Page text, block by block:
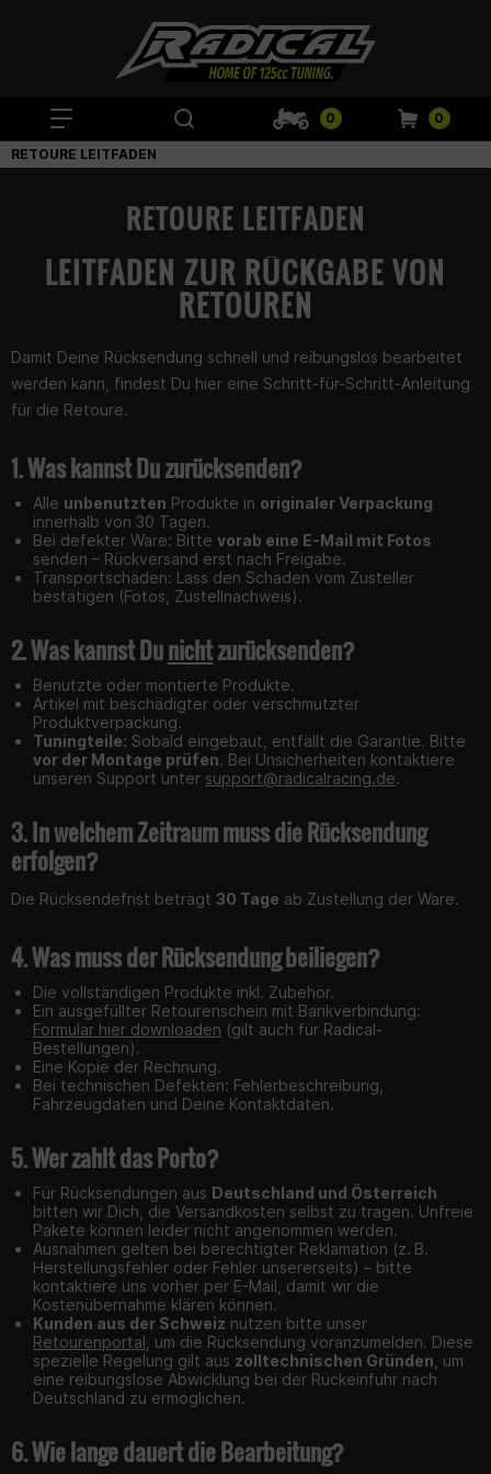
0 0
RETOURE LEITFADEN
RETOURE LEITFADEN
LEITFADEN ZUR RÜCKGABE VON
RETOUREN
Damit Deine Rücksendung schnell und reibungslos bearbeitet
werden kann, findest Du hier eine Schritt-für-Schritt-Anleitung
für die Retoure.
1. Was kannst Du zurücksenden?
Alle unbenutzten Produkte in originaler Verpackung
innerhalb von 30 Tagen.
Bei defekter Ware: Bitte vorab eine E-Mail mit Fotos
senden – Rückversand erst nach Freigabe.
Transportschäden: Lass den Schaden vom Zusteller
bestätigen (Fotos, Zustellnachweis).
2. Was kannst Dunichtzurücksenden?
Benutzte oder montierte Produkte.
Artikel mit beschädigter oder verschmutzter
Produktverpackung.
Tuningteile: Sobald eingebaut, entfällt die Garantie. Bitte
vor der Montage prüfen. Bei Unsicherheiten kontaktiere
unseren Support unter support@radicalracing.de.
3. In welchem Zeitraum muss die Rücksendung
erfolgen?
Die Rücksendefrist beträgt 30 Tage ab Zustellung der Ware.
4. Was muss der Rücksendung beiliegen?
Die vollständigen Produkte inkl. Zubehör.
Ein ausgefüllter Retourenschein mit Bankverbindung:
Formular hier downloaden (gilt auch für Radical-
Bestellungen).
Eine Kopie der Rechnung.
Bei technischen Defekten: Fehlerbeschreibung,
Fahrzeugdaten und Deine Kontaktdaten.
5. Wer zahlt das Porto?
Für Rücksendungen aus Deutschland und Österreich
bitten wir Dich, die Versandkosten selbst zu tragen. Unfreie
Pakete können leider nicht angenommen werden.
Ausnahmen gelten bei berechtigter Reklamation (z. B.
Herstellungsfehler oder Fehler unsererseits) – bitte
kontaktiere uns vorher per E-Mail, damit wir die
Kostenübernahme klären können.
Kunden aus der Schweiz nutzen bitte unser
Retourenportal , um die Rücksendung voranzumelden. Diese
spezielle Regelung gilt aus zolltechnischen Gründen , um
eine reibungslose Abwicklung bei der Rückeinfuhr nach
Deutschland zu ermöglichen.
6. Wie lange dauert die Bearbeitung?